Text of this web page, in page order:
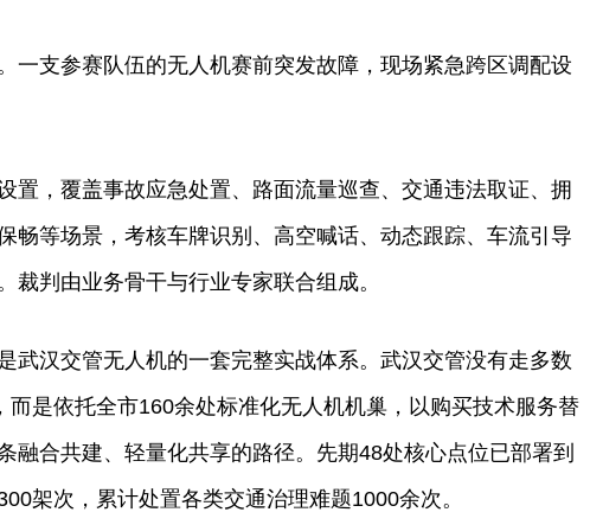
一支参赛队伍的无人机赛前突发故障，现场紧急跨区调配设
置，覆盖事故应急处置、路面流量巡查、交通违法取证、拥
畅等场景，考核车牌识别、高空喊话、动态跟踪、车流引导
裁判由业务骨干与行业专家联合组成。
武汉交管无人机的一套完整实战体系。武汉交管没有走多数
而是依托全市160余处标准化无人机机巢，以购买技术服务替
融合共建、轻量化共享的路径。先期48处核心点位已部署到
架次，累计处置各类交通治理难题1000余次。